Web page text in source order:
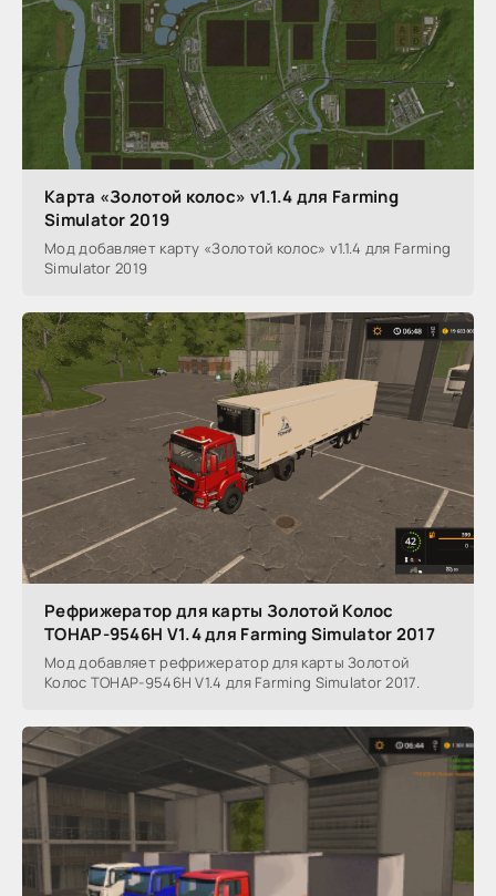
Карта «Золотой колос» v1.1.4 для Farming
Simulator 2019
Мод добавляет карту «Золотой колос» v1.1.4 для Farming
Simulator 2019
Рефрижератор для карты Золотой Колос
ТОНАР-9546Н V1.4 для Farming Simulator 2017
Мод добавляет рефрижератор для карты Золотой
Колос ТОНАР-9546Н V1.4 для Farming Simulator 2017.